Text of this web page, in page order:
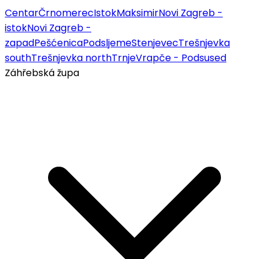
CentarČrnomerecIstokMaksimirNovi Zagreb -
istokNovi Zagreb -
zapadPešćenicaPodsljemeStenjevecTrešnjevka
southTrešnjevka northTrnjeVrapče - Podsused
Záhřebská župa